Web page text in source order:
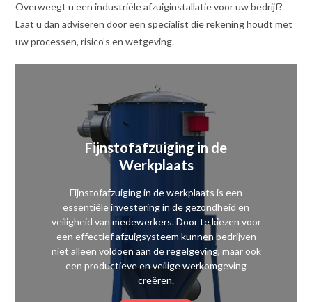
Overweegt u een industriële afzuiginstallatie voor uw bedrijf?
Laat u dan adviseren door een specialist die rekening houdt met
uw processen, risico’s en wetgeving.
Fijnstofafzuiging in de
Werkplaats
Fijnstofafzuiging in de werkplaats is een
essentiële investering in de gezondheid en
veiligheid van medewerkers. Door te kiezen voor
een effectief afzuigsysteem kunnen bedrijven
niet alleen voldoen aan de regelgeving, maar ook
een productieve en veilige werkomgeving
creëren.